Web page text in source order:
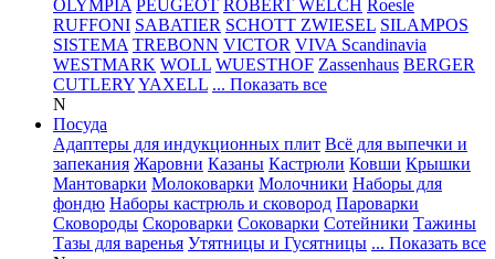
OLYMPIA PEUGEOT ROBERT WELCH Roesle
RUFFONI SABATIER SCHOTT ZWIESEL SILAMPOS
SISTEMA TREBONN VICTOR VIVA Scandinavia
WESTMARK WOLL WUESTHOF Zassenhaus BERGER
CUTLERYYAXELL ... Показать все
N
Посуда
Адаптеры для индукционных плит Всё для выпечки и
запекания Жаровни Казаны Кастрюли Ковши Крышки
Мантоварки Молоковарки Молочники Наборы для
фондю Наборы кастрюль и сковород Пароварки
Сковороды Скороварки Соковарки Сотейники Тажины
Тазы для варенья Утятницы и Гусятницы ... Показать все